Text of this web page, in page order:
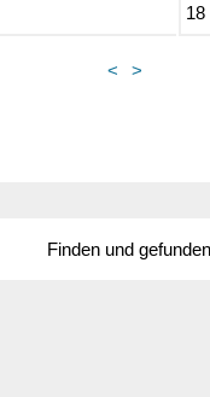
18
< >
Finden und